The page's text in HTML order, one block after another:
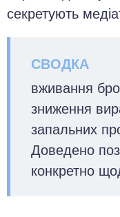
секретують
вживання
зниження
запальних
Доведено
конкретно